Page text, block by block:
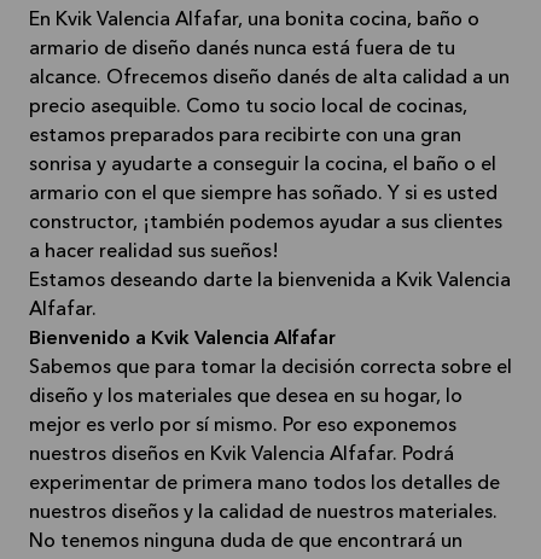
En Kvik Valencia Alfafar, una bonita cocina, baño o
armario de diseño danés nunca está fuera de tu
alcance. Ofrecemos diseño danés de alta calidad a un
precio asequible. Como tu socio local de cocinas,
estamos preparados para recibirte con una gran
sonrisa y ayudarte a conseguir la cocina, el baño o el
armario con el que siempre has soñado. Y si es usted
constructor, ¡también podemos ayudar a sus clientes
a hacer realidad sus sueños!
Estamos deseando darte la bienvenida a Kvik Valencia
Alfafar.
Bienvenido a Kvik Valencia Alfafar
Sabemos que para tomar la decisión correcta sobre el
diseño y los materiales que desea en su hogar, lo
mejor es verlo por sí mismo. Por eso exponemos
nuestros diseños en Kvik Valencia Alfafar. Podrá
experimentar de primera mano todos los detalles de
nuestros diseños y la calidad de nuestros materiales.
No tenemos ninguna duda de que encontrará un